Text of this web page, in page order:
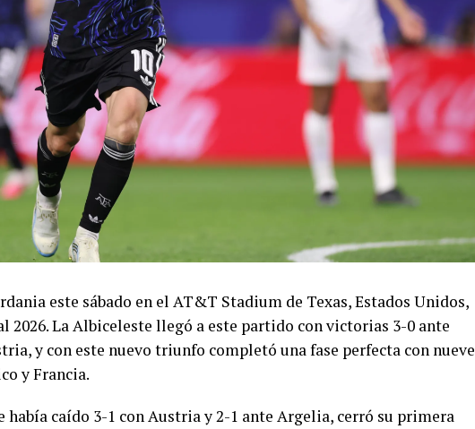
este sábado en el AT&T Stadium de Texas, Estados Unidos,
2026. La Albiceleste llegó a este partido con victorias 3-0 ante
y con este nuevo triunfo completó una fase perfecta con nueve
y Francia.
había caído 3-1 con Austria y 2-1 ante Argelia, cerró su primera